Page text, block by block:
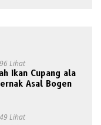
Lihat
Ikan Cupang ala
Asal Bogen
Lihat